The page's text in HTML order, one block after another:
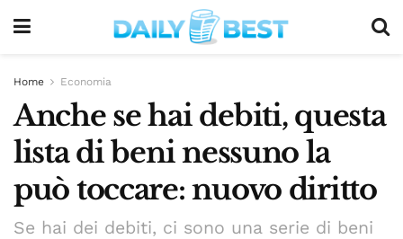
Home Economia
Anche se hai debiti, questa
lista di beni nessuno la
può toccare: nuovo diritto
Se hai dei debiti, ci sono una serie di beni